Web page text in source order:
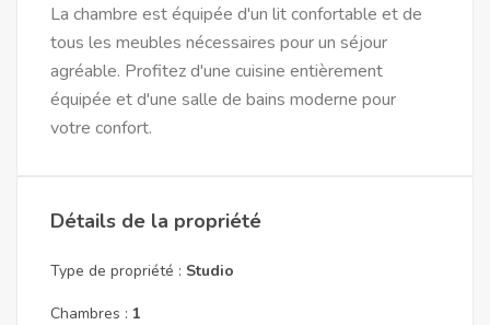
La chambre est équipée d'un lit confortable et de
tous les meubles nécessaires pour un séjour
agréable. Profitez d'une cuisine entièrement
équipée et d'une salle de bains moderne pour
votre confort.
Détails de la propriété
Type de propriété : Studio
Chambres : 1